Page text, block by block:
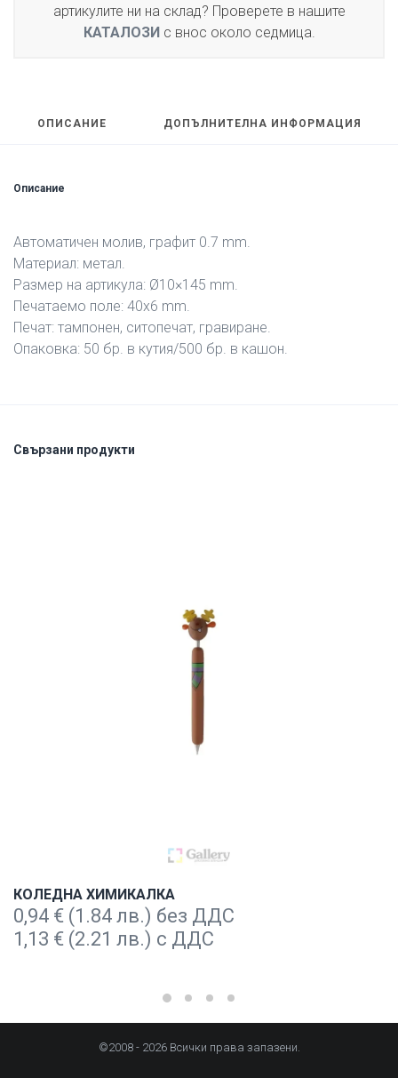
артикулите ни на склад? Проверете в нашите
КАТАЛОЗИс внос около седмица.
ОПИСАНИЕ ДОПЪЛНИТЕЛНА ИНФОРМАЦИЯ
Описание
Автоматичен молив, графит 0.7 mm.
Материал: метал.
Размер на артикула: Ø10×145 mm.
Печатаемо поле: 40х6 mm.
Печат: тампонен, ситопечат, гравиране.
Опаковка: 50 бр. в кутия/500 бр. в кашон.
Свързани продукти
КОЛЕДНА ХИМИКАЛКА
0,94 € (1.84 лв.) без ДДС
1,13 € (2.21 лв.) с ДДС
©2008 - 2026 Всички права запазени.